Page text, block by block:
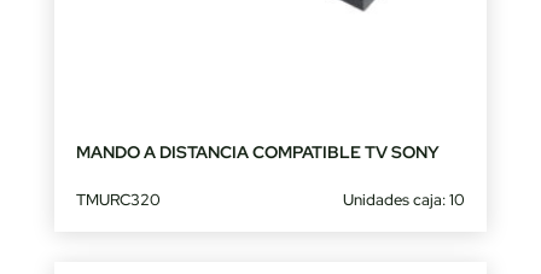
MANDO A DISTANCIA COMPATIBLE TV SONY
TMURC320 Unidades caja: 10